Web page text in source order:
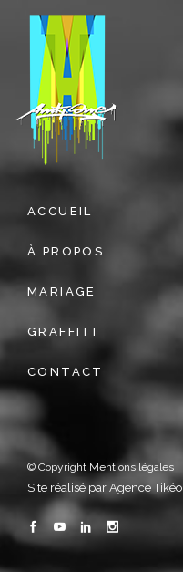
ACCUEIL
À PROPOS
MARIAGE
GRAFFITI
CONTACT
© Copyright Mentions légales
Site réalisé par Agence Tikéo